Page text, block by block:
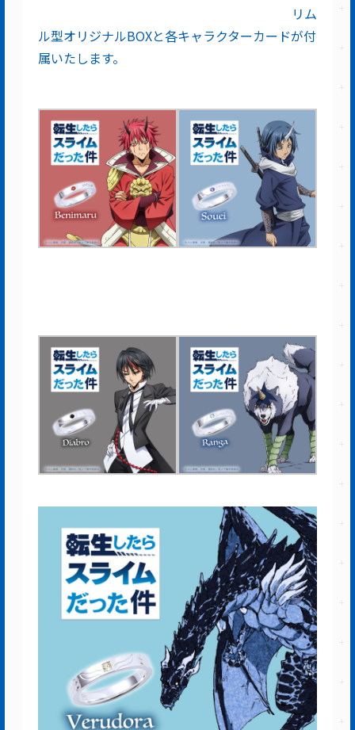
リム
ル型オリジナルBOXと各キャラクターカードが付
属いたします。